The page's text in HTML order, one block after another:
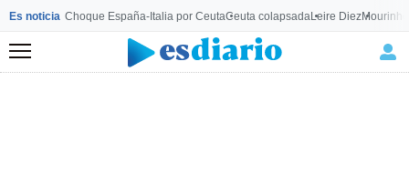
Es noticia Choque España-Italia por CeutaCeuta colapsadaLeire Diez
Menú